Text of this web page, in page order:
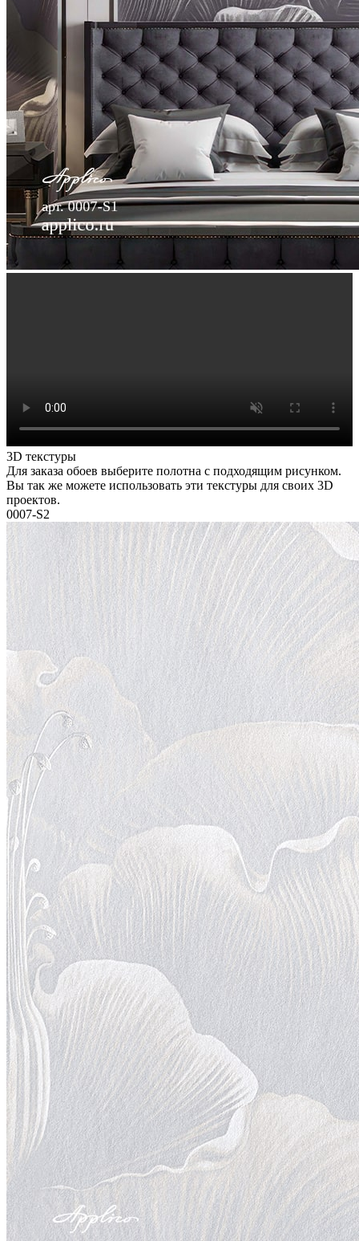
3D текстуры
Для заказа обоев выберите полотна с подходящим рисунком.
Вы так же можете использовать эти текстуры для своих 3D
проектов.
0007-S2